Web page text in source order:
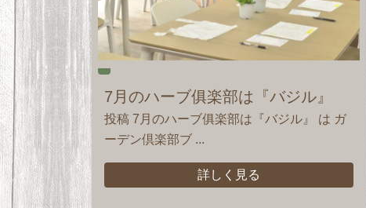
7月のハーブ俱楽部は『バジル』
投稿 7月のハーブ俱楽部は『バジル』 は ガ
ーデン倶楽部ブ ...
詳しく見る